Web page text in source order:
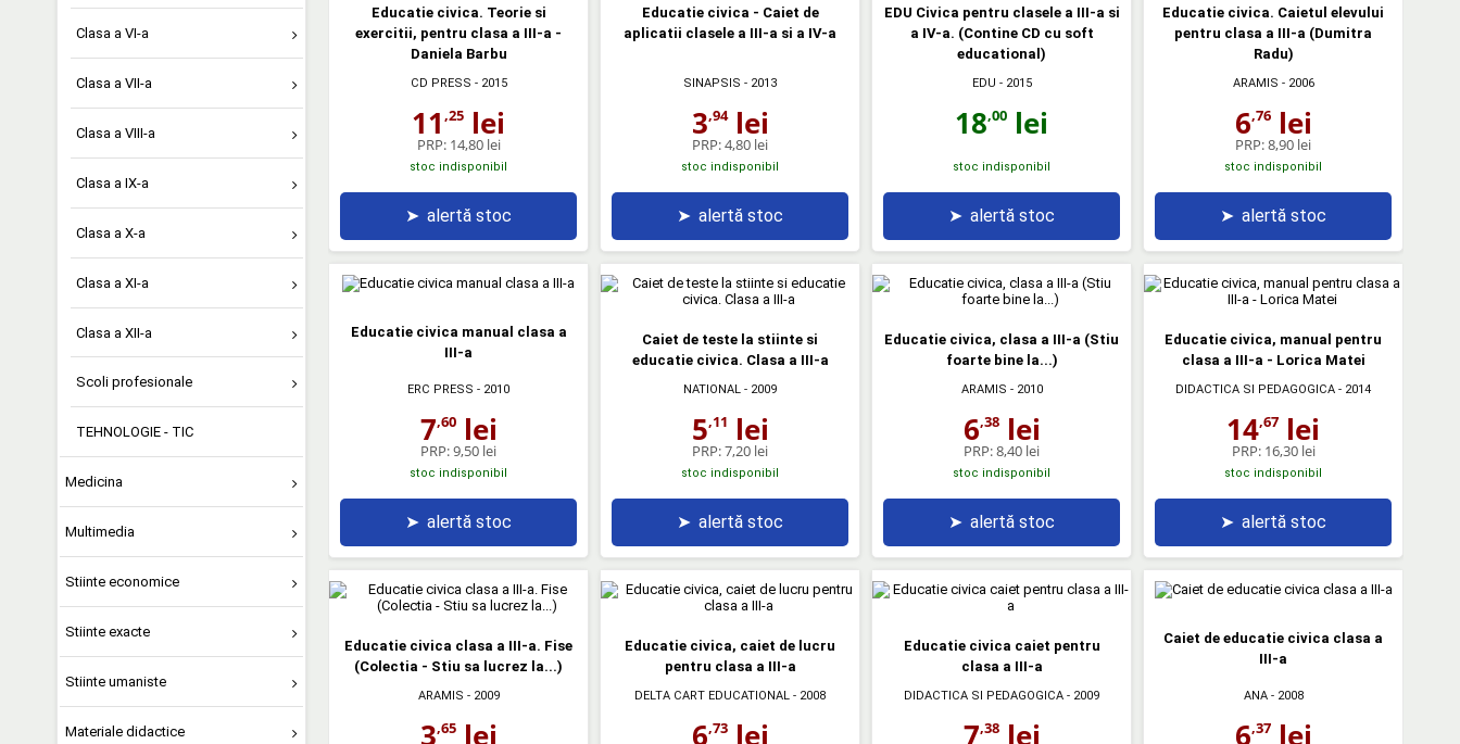
Clasa a VI-a
Clasa a VII-a
Clasa a VIII-a
Clasa a IX-a
Clasa a X-a
Clasa a XI-a
Clasa a XII-a
Scoli profesionale
TEHNOLOGIE - TIC
Medicina
Multimedia
Stiinte economice
Stiinte exacte
Stiinte umaniste
Materiale didactice
Educatie civica. Teorie si
exercitii, pentru clasa a III-a -
Daniela Barbu
CD PRESS - 2015
11 ,25 lei
PRP: 14,80 lei
stoc indisponibil
➤ alertă stoc
Educatie civica - Caiet de
aplicatii clasele a III-a si a IV-a
SINAPSIS - 2013
3,94lei
PRP:4,80 lei
stoc indisponibil
➤ alertă stoc
EDU Civica pentru clasele a III-a si
a IV-a. (Contine CD cu soft
educational)
EDU - 2015
18,00 lei
stoc indisponibil
➤ alertă stoc
Educatie civica. Caietul elevului
pentru clasa a III-a (Dumitra
Radu)
ARAMIS - 2006
6,76lei
PRP:8,90 lei
stoc indisponibil
➤ alertă stoc
Educatie civica manual clasa a
III-a
ERC PRESS - 2010
7,60lei
PRP:9,50 lei
stoc indisponibil
➤ alertă stoc
Caiet de teste la stiinte si
educatie civica. Clasa a III-a
NATIONAL - 2009
5,11 lei
PRP:7,20 lei
stoc indisponibil
➤ alertă stoc
Educatie civica, clasa a III-a (Stiu
foarte bine la...)
ARAMIS - 2010
6,38lei
PRP:8,40 lei
stoc indisponibil
➤ alertă stoc
Educatie civica, manual pentru
clasa a III-a - Lorica Matei
DIDACTICA SI PEDAGOGICA - 2014
14,67 lei
PRP: 16,30 lei
stoc indisponibil
➤ alertă stoc
Educatie civica clasa a III-a. Fise
(Colectia - Stiu sa lucrez la...)
ARAMIS - 2009
3,65lei
Educatie civica, caiet de lucru
pentru clasa a III-a
DELTA CART EDUCATIONAL - 2008
6,73lei
Educatie civica caiet pentru
clasa a III-a
DIDACTICA SI PEDAGOGICA - 2009
7,38lei
Caiet de educatie civica clasa a
III-a
ANA- 2008
6,37lei